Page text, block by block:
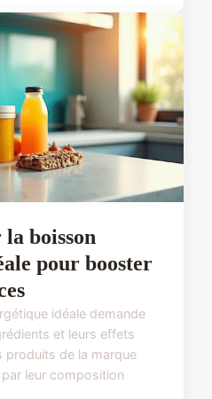
boisson
pour booster
idéale demande
et leurs effets
produits de la marque
leur composition